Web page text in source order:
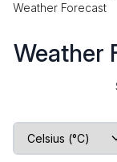
Weather Forecast
Weather